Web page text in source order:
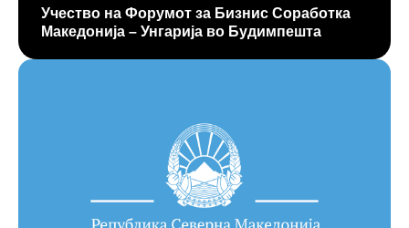
Учество на Форумот за Бизнис Соработка
Македонија – Унгарија во Будимпешта